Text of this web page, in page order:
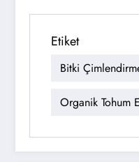
Etiket
Bitki
Organik Tohum